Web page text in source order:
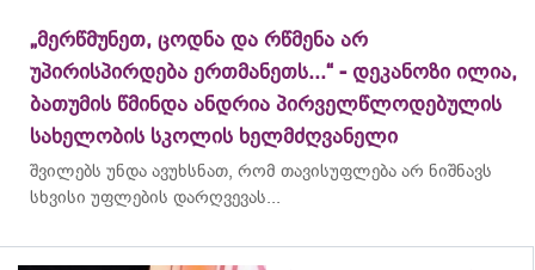
„მერწმუნეთ, ცოდნა და რწმენა არ
უპირისპირდება ერთმანეთს...“ - დეკანოზი ილია,
ბათუმის წმინდა ანდრია პირველწლოდებულის
სახელობის სკოლის ხელმძღვანელი
შვილებს უნდა ავუხსნათ, რომ თავისუფლება არ ნიშნავს
სხვისი უფლების დარღვევას...